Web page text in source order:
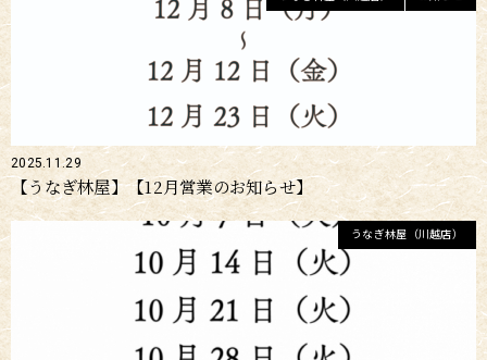
2025.11.29
【うなぎ林屋】【12月営業のお知らせ】
うなぎ林屋（川越店）